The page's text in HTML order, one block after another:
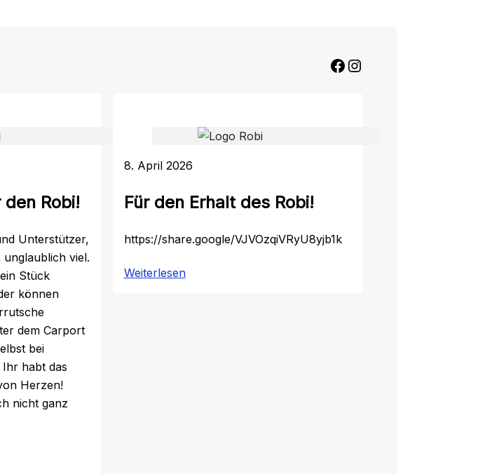
Facebook Instagram
Robi!
Unterstützer,
unglaublich viel.
Stück
können
dem Carport
bei
habt das
Herzen!
nicht ganz
8. April 2026
Für den Erhalt des Robi!
https://share.google/VJVOzqiVRyU8yjb1k
Weiterlesen: